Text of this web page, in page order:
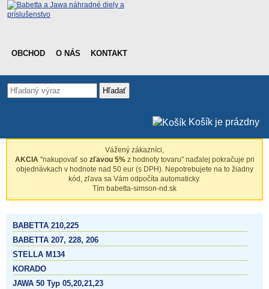
OBCHOD O NÁS KONTAKT
Hľadať
Košík je prázdny
Vážený zákazníci,
AKCIA"nakupovať so zľavou 5%z hodnoty tovaru" naďalej pokračuje pri
objednávkach v hodnote nad 50 eur (s DPH). Nepotrebujete na to žiadny
kód, zľava sa Vám odpočíta automaticky.
Tím babetta-simson-nd.sk
BABETTA 210,225
BABETTA 207, 228, 206
STELLA M134
KORADO
JAWA 50 Typ 05,20,21,23